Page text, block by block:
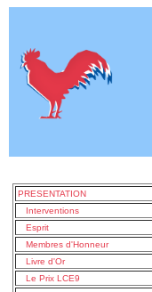
PRESENTATION
Interventions
Esprit
Membres d'Honneur
Livre d'Or
Le Prix LCE9